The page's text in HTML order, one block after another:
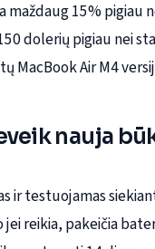
15% pigiau
dolerių pigiau nei
MacBook Air M4
nauja
ir testuojamas
jei reikia, pakeičia